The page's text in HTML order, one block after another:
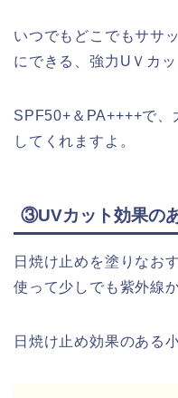
いつでもどこでもササ
にできる、強力UＶカッ
SPF50+＆PA++++で、
してくれますよ。
③UVカット効果の
日焼け止めを塗りなお
使って少しでも紫外線
日焼け止め効果のある